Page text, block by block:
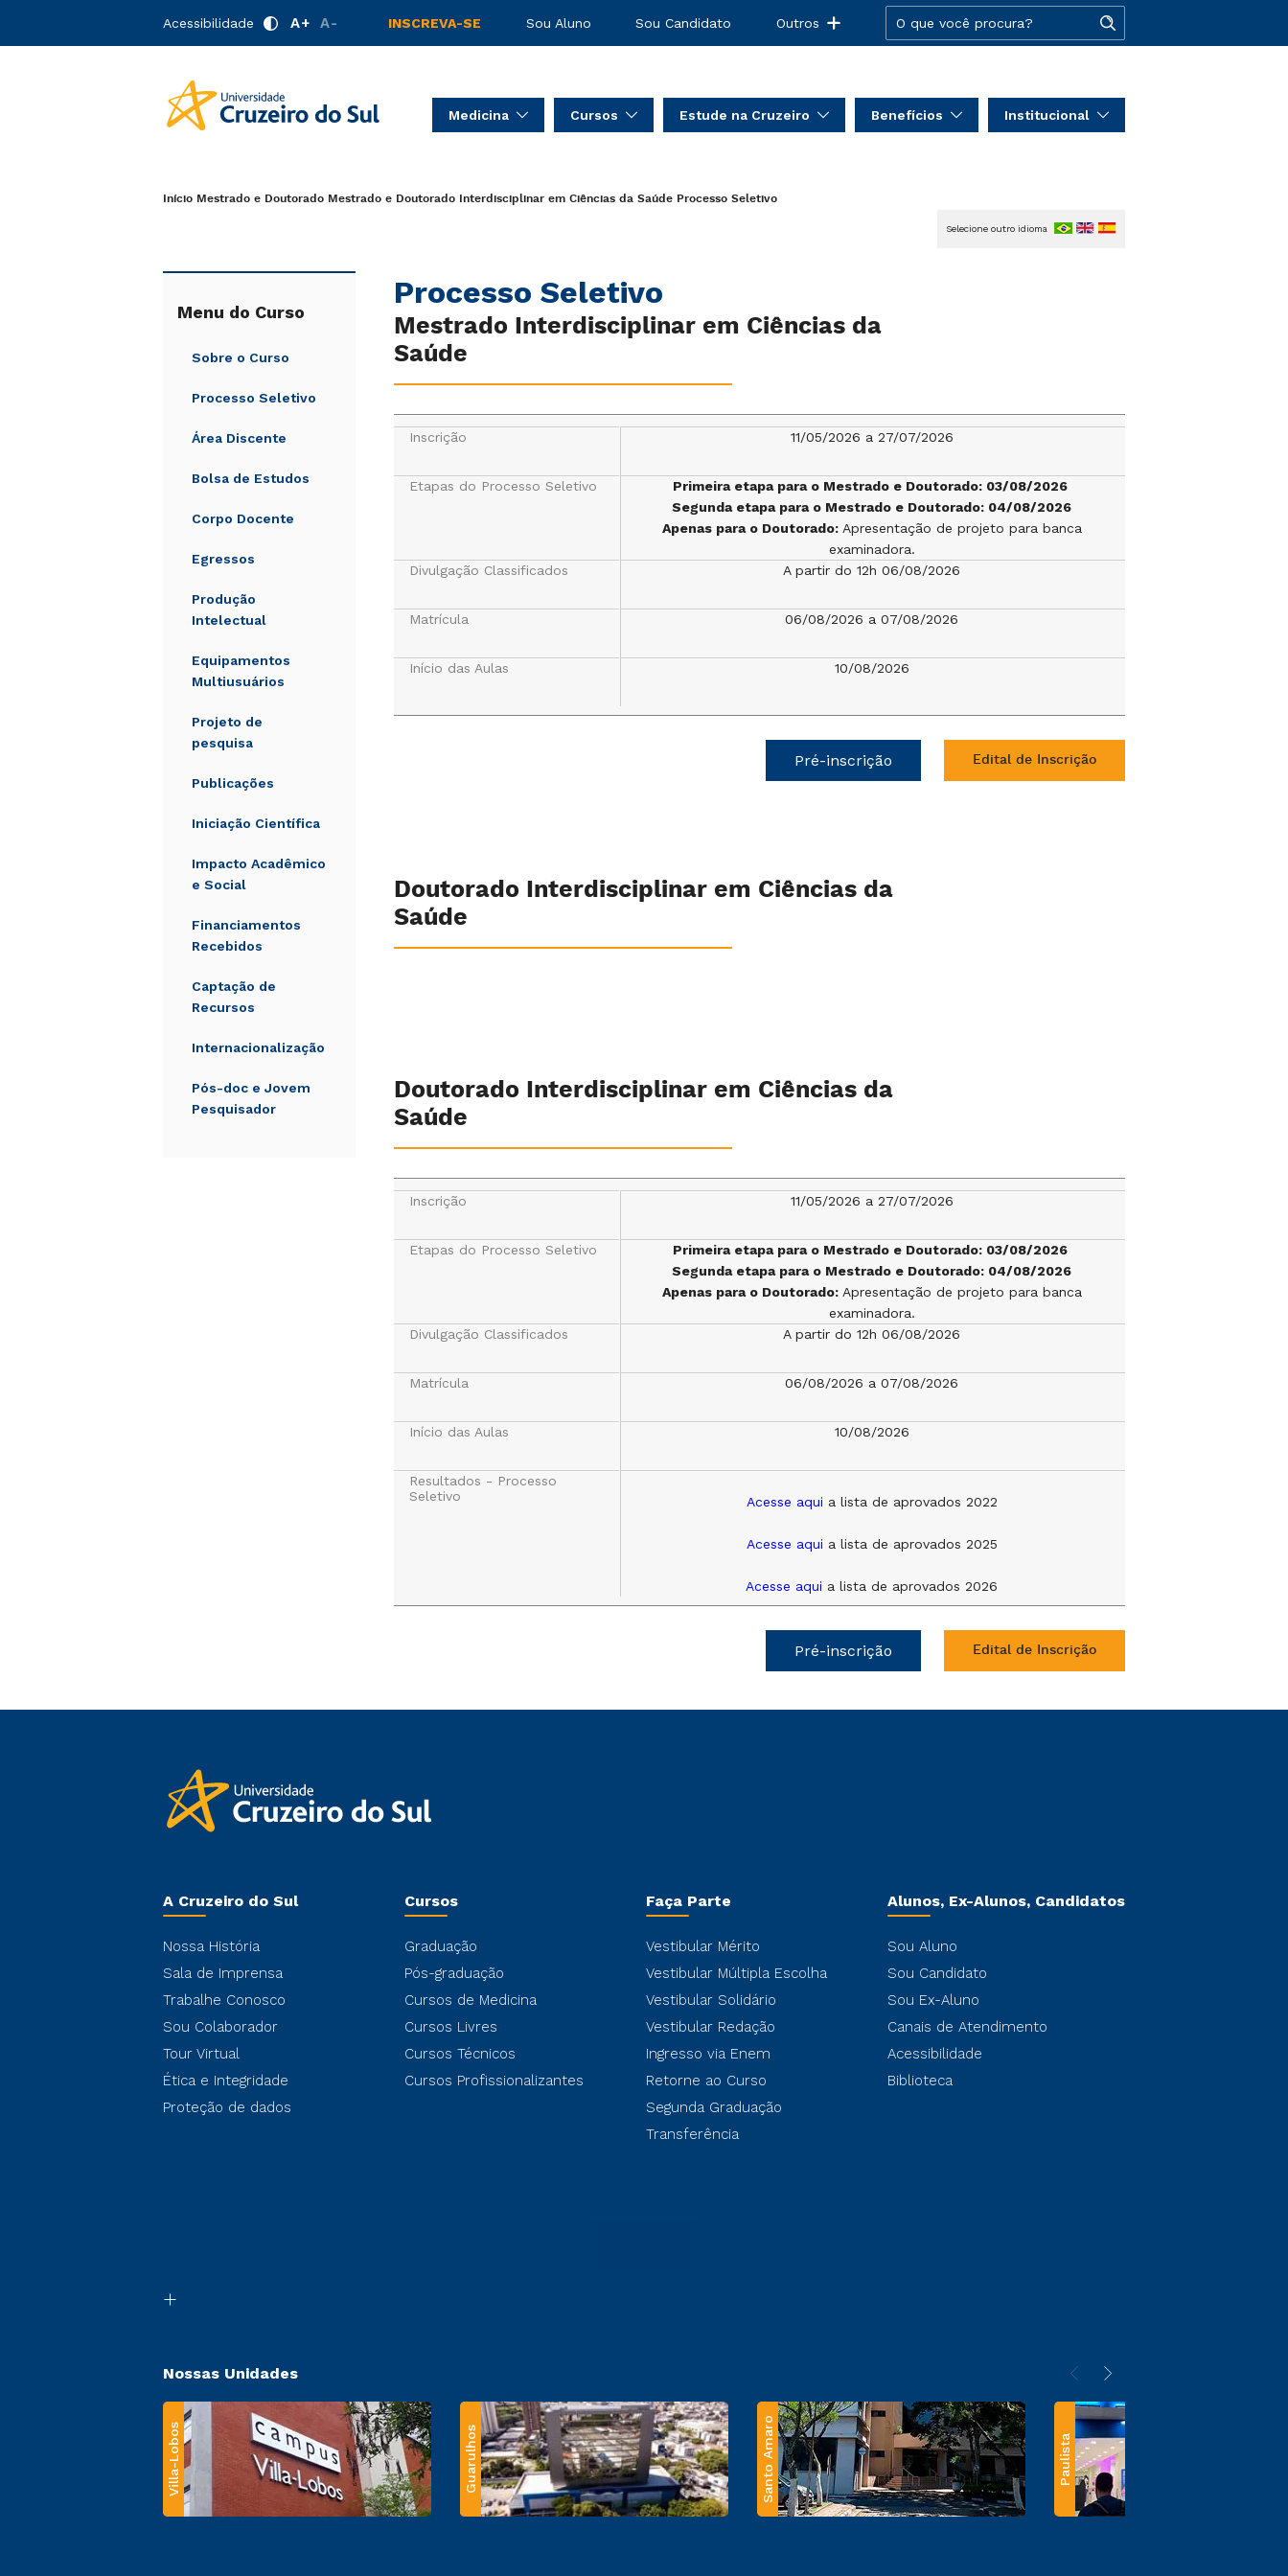
Acessibilidade A+ A- INSCREVA-SE Sou Aluno Sou Candidato Outros
Medicina Cursos Estude na Cruzeiro Benefícios Institucional
Início Mestrado e Doutorado Mestrado e Doutorado Interdisciplinar em Ciências da Saúde Processo Seletivo
Menu do Curso
Sobre o Curso
Processo Seletivo
Área Discente
Bolsa de Estudos
Corpo Docente
Egressos
Produção
Intelectual
Equipamentos
Multiusuários
Projeto de
pesquisa
Publicações
Iniciação Científica
Impacto Acadêmico
e Social
Financiamentos
Recebidos
Captação de
Recursos
Internacionalização
Pós-doc e Jovem
Pesquisador
Processo Seletivo
Selecione outro idioma
Mestrado Interdisciplinar em Ciências da
Saúde
Inscrição 11/05/2026 a 27/07/2026
Etapas do Processo Seletivo
Primeira etapa para o Mestrado e Doutorado: 03/08/2026
Segunda etapa para o Mestrado e Doutorado: 04/08/2026
Apenas para o Doutorado: Apresentação de projeto para banca
examinadora.
Divulgação Classificados
A partir do 12h 06/08/2026
Matrícula 06/08/2026 a 07/08/2026
Início das Aulas 10/08/2026
Pré-inscrição Edital de Inscrição
Doutorado Interdisciplinar em Ciências da
Saúde
Doutorado Interdisciplinar em Ciências da
Saúde
Inscrição 11/05/2026 a 27/07/2026
Etapas do Processo Seletivo
Primeira etapa para o Mestrado e Doutorado: 03/08/2026
Segunda etapa para o Mestrado e Doutorado: 04/08/2026
Apenas para o Doutorado: Apresentação de projeto para banca
examinadora.
Divulgação Classificados
A partir do 12h 06/08/2026
Matrícula 06/08/2026 a 07/08/2026
Início das Aulas 10/08/2026
Resultados - Processo
Seletivo
Acesse aqui a lista de aprovados 2022
Acesse aqui a lista de aprovados 2025
Acesse aqui a lista de aprovados 2026
Pré-inscrição Edital de Inscrição
A Cruzeiro do Sul
Nossa História
Sala de Imprensa
Trabalhe Conosco
Sou Colaborador
Tour Virtual
Ética e Integridade
Proteção de dados
Cursos
Graduação
Pós-graduação
Cursos de Medicina
Cursos Livres
Cursos Técnicos
Cursos Profissionalizantes
Faça Parte
Vestibular Mérito
Vestibular Múltipla Escolha
Vestibular Solidário
Vestibular Redação
Ingresso via Enem
Retorne ao Curso
Segunda Graduação
Transferência
Alunos, Ex-Alunos, Candidatos
Sou Aluno
Sou Candidato
Sou Ex-Aluno
Canais de Atendimento
Acessibilidade
Biblioteca
Nossas Unidades
Villa-Lobos Guarulhos Santo Amaro Paulista